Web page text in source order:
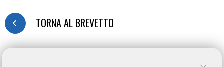
TORNA AL BREVETTO